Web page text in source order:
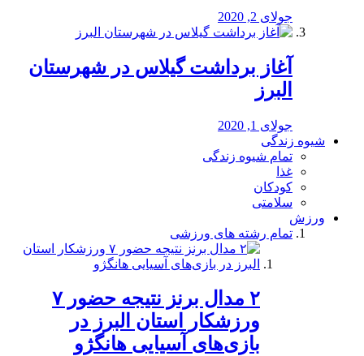
جولای 2, 2020
آغاز برداشت گیلاس در شهرستان
البرز
جولای 1, 2020
شیوه زندگی
تمام شیوه زندگی
غذا
کودکان
سلامتی
ورزش
تمام رشته های ورزشی
۲ مدال برنز نتیجه حضور ۷
ورزشکار استان البرز در
بازی‌های آسیایی هانگژو